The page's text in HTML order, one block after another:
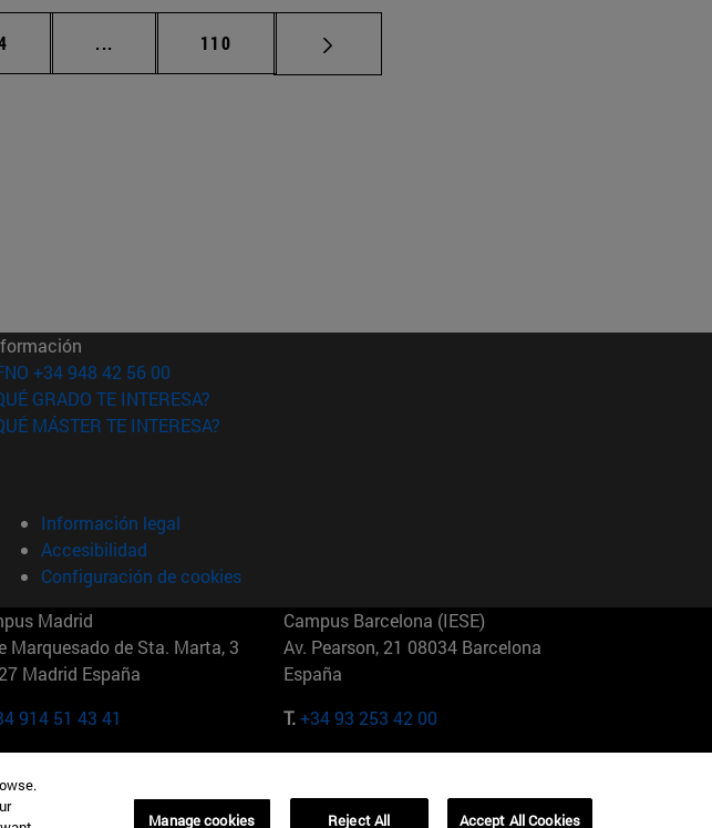
... Páginas intermedias Use TAB para desplazarse.
Página
110
ventana)
+34 948 42 56 00
GRADO TE INTERESA?
MÁSTER TE INTERESA?
Información legal
Accesibilidad
Configuración de cookies
Madrid
Marquesado de Sta. Marta, 3
Madrid España
914 51 43 41
Campus Barcelona (IESE)
Av. Pearson, 21 08034 Barcelona
España
T.+34 93 253 42 00
Theresia-Straße 15 81675
Alemania
01321001 Bela Vista Brasil
Manage cookies Reject All Accept All Cookies